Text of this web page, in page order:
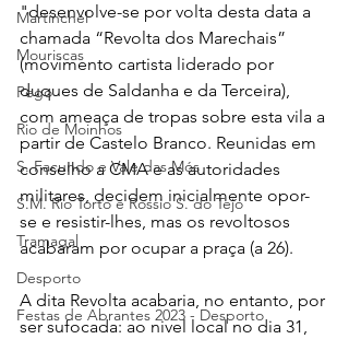
Martinchel
Mouriscas
Pego
Rio de Moinhos
S. Facundo e Vale das Mós
S.M. Rio Torto e Rossio S. do Tejo
Tramagal
Desporto
Festas de Abrantes 2023 - Desporto
"desenvolve-se por volta desta data a
chamada “Revolta dos Marechais”
(movimento cartista liderado por
duques de Saldanha e da Terceira),
com ameaça de tropas sobre esta vila a
partir de Castelo Branco. Reunidas em
conselho a CMA e as autoridades
militares, decidem inicialmente opor-
se e resistir-lhes, mas os revoltosos
acabaram por ocupar a praça (a 26).
A dita Revolta acabaria, no entanto, por
ser sufocada: ao nivel local no dia 31,